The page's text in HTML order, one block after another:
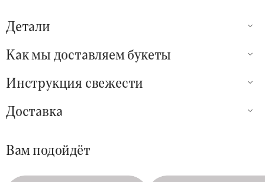
Детали
Как мы доставляем букеты
Инструкция свежести
Доставка
Вам подойдёт